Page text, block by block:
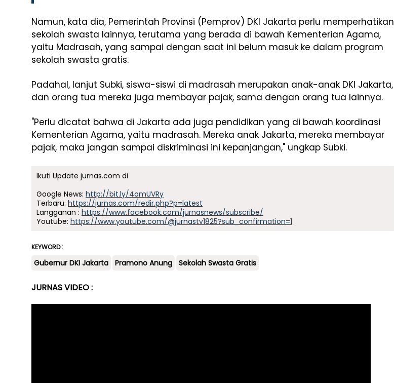
Namun, kata dia, Pemerintah Provinsi (Pemprov) DKI Jakarta perlu memperhatikan
sekolah swasta lainnya, terutama yang berada di bawah Kementerian Agama,
yaitu Madrasah, yang sampai dengan saat ini belum masuk ke dalam program
sekolah swasta gratis.
Padahal, lanjut Subki, siswa-siswi di madrasah merupakan anak-anak DKI Jakarta,
dan orang tua mereka juga membayar pajak, sama dengan orang tua lainnya.
"Perlu dicatat bahwa di Jakarta ada juga pendidikan yang di bawah koordinasi
Kementerian Agama, yaitu madrasah. Mereka anak Jakarta, mereka membayar
pajak, maka jangan sampai diskriminasi ini kepanjangan," ungkap Subki.
Ikuti Update jurnas.com di
Google News: http://bit.ly/4omUVRy
Terbaru: https://jurnas.com/redir.php?p=latest
Langganan : https://www.facebook.com/jurnasnews/subscribe/
Youtube: https://www.youtube.com/@jurnastv1825?sub_confirmation=1
KEYWORD :
Gubernur DKI Jakarta Pramono Anung Sekolah Swasta Gratis
JURNAS VIDEO :